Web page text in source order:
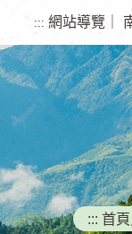
::: 網站導覽
::: 首頁